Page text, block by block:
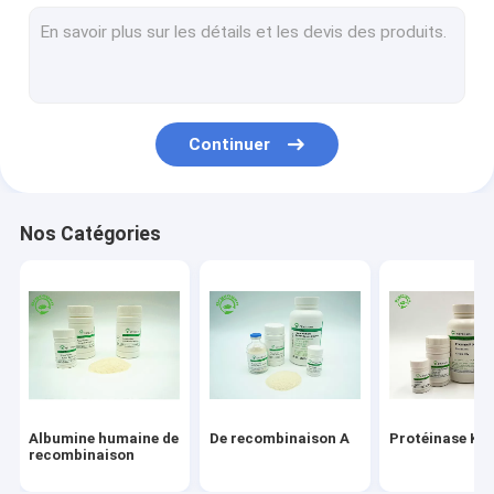
VEGF de recombinaison
Continuer
Nos Catégories
Albumine humaine de
recombinaison
De recombinaison A Protéinase K